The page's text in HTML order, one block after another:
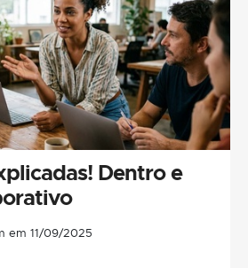
Dentro e
em 11/09/2025